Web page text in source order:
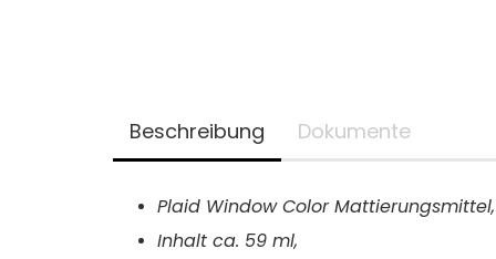
Beschreibung Dokumente
Plaid Window Color Mattierungsmittel,
Inhalt ca. 59 ml,